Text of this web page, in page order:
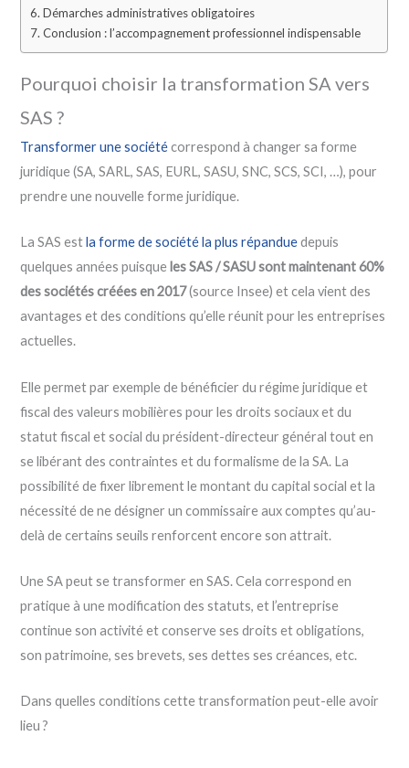
Démarches administratives obligatoires
Conclusion : l’accompagnement professionnel indispensable
Pourquoi choisir la transformation SA vers
SAS ?
Transformer une sociétécorrespond à changer sa forme
juridique (SA, SARL, SAS, EURL, SASU, SNC, SCS, SCI, …), pour
prendre une nouvelle forme juridique.
La SAS estla forme de société la plus répanduedepuis
quelques années puisque les SAS / SASU sont maintenant 60%
des sociétés créées en 2017(source Insee) et cela vient des
avantages et des conditions qu’elle réunit pour les entreprises
actuelles.
Elle permet par exemple de bénéficier du régime juridique et
fiscal des valeurs mobilières pour les droits sociaux et du
statut fiscal et social du président-directeur général tout en
se libérant des contraintes et du formalisme de la SA. La
possibilité de fixer librement le montant du capital social et la
nécessité de ne désigner un commissaire aux comptes qu’au-
delà de certains seuils renforcent encore son attrait.
Une SA peut se transformer en SAS. Cela correspond en
pratique à une modification des statuts, et l’entreprise
continue son activité et conserve ses droits et obligations,
son patrimoine, ses brevets, ses dettes ses créances, etc.
Dans quelles conditions cette transformation peut-elle avoir
lieu ?